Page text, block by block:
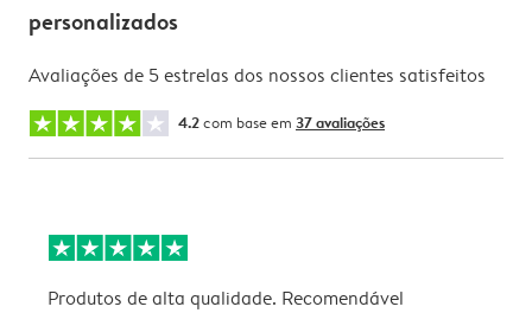
personalizados
Avaliações de 5 estrelas dos nossos clientes satisfeitos
4.2com base em 37 avaliações
Produtos de alta qualidade. Recomendável